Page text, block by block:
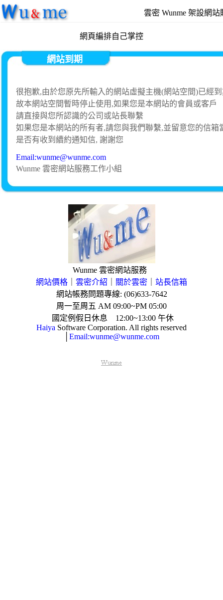
雲密 Wunme 架設網
網頁編排自己掌控
網站到期
很抱歉,由於您原先所輸入的網站虛擬主機(網站空間)已經
故本網站空間暫時停止使用,如果您是本網站的會員或客戶
請直接與您所認識的公司或站長聯繫
如果您是本網站的所有者,請您與我們聯繫,並留意您的信箱
是否有收到續約通知信, 謝謝您
Email:wunme@wunme.com
Wunme 雲密網站服務工作小組
Wunme 雲密網站服務
網站價格
雲密介紹 關於雲密
站長信箱
網站帳務問題專線: (06)633-7642
周一至周五 AM 09:00~PM 05:00
國定例假日休息 12:00~13:00 午休
Haiya Software Corporation. All rights reserved
Email:wunme@wunme.com